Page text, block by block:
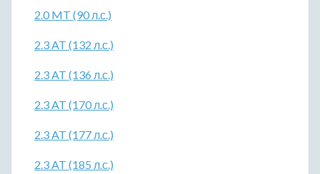
2.0 MT (90 л.с.)
2.3 AT (132 л.с.)
2.3 AT (136 л.с.)
2.3 AT (170 л.с.)
2.3 AT (177 л.с.)
2.3 AT (185 л.с.)